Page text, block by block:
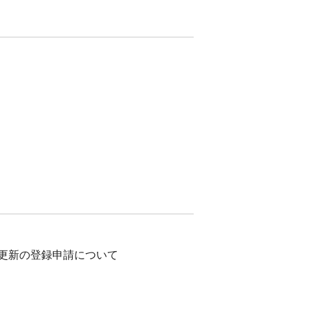
新の登録申請について